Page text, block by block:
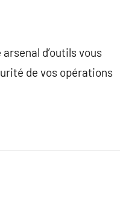
d’outils vous
de vos opérations